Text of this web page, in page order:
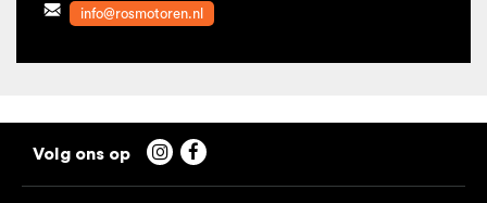
info@rosmotoren.nl
 